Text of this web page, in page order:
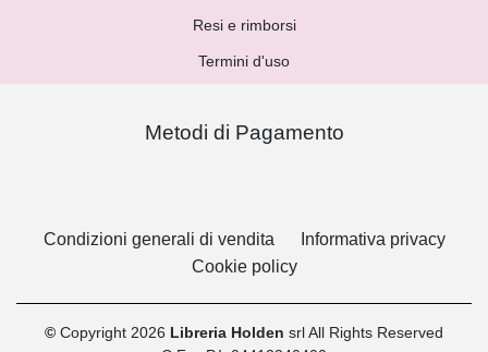
Resi e rimborsi
Termini d'uso
Metodi di Pagamento
Condizioni generali di vendita
Informativa privacy
Cookie policy
© Copyright 2026 Libreria Holden srl All Rights Reserved